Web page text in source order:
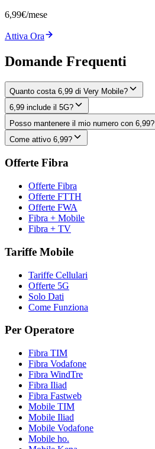
6,99€/mese
Attiva Ora
Domande Frequenti
Quanto costa 6,99 di Very Mobile?
6,99 include il 5G?
Posso mantenere il mio numero con 6,99?
Come attivo 6,99?
Offerte Fibra
Offerte Fibra
Offerte FTTH
Offerte FWA
Fibra + Mobile
Fibra + TV
Tariffe Mobile
Tariffe Cellulari
Offerte 5G
Solo Dati
Come Funziona
Per Operatore
Fibra TIM
Fibra Vodafone
Fibra WindTre
Fibra Iliad
Fibra Fastweb
Mobile TIM
Mobile Iliad
Mobile Vodafone
Mobile ho.